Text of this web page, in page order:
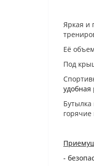
Яркая и
Её
Под
удобная
горячие
-